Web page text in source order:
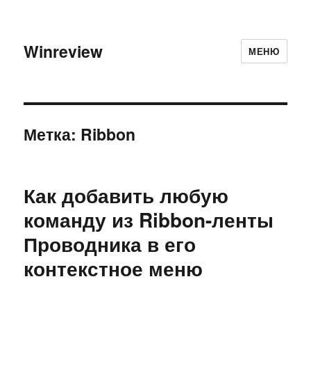
Winreview МЕНЮ
Метка: Ribbon
Как добавить любую
команду из Ribbon-ленты
Проводника в его
контекстное меню